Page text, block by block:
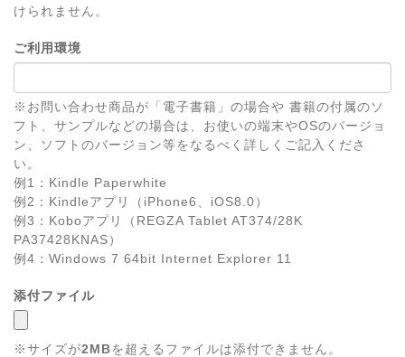
けられません。
ご利用環境
※お問い合わせ商品が「電子書籍」の場合や 書籍の付属のソ
フト、サンプルなどの場合は、お使いの端末やOSのバージョ
ン、ソフトのバージョン等をなるべく詳しくご記入くださ
い。
例1：Kindle Paperwhite
例2：Kindleアプリ（iPhone6、iOS8.0）
例3：Koboアプリ（REGZA Tablet AT374/28K
PA37428KNAS）
例4：Windows 7 64bit Internet Explorer 11
添付ファイル
※サイズが2MBを超えるファイルは添付できません。